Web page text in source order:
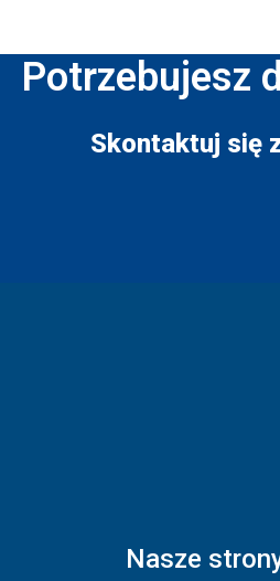
Potrzebujesz
Skontaktuj się
Nasze